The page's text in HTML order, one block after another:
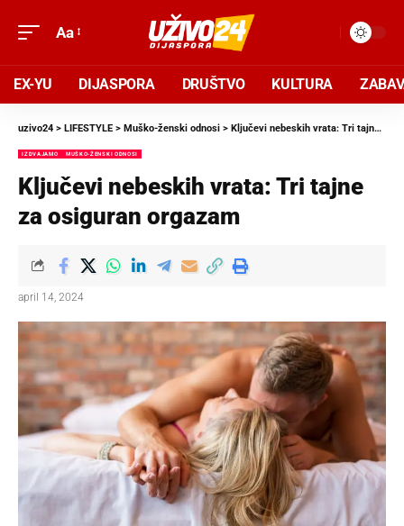
Aa
EX-YU DIJASPORA DRUŠTVO KULTURA
uzivo24 > LIFESTYLE > Muško-ženski odnosi > Ključevi nebeskih vrata: Tri tajne za osiguran orgazam
IZDVAJAMO MUŠKO-ŽENSKI ODNOSI
Ključevi nebeskih vrata: Tri tajne
za osiguran orgazam
april 14, 2024